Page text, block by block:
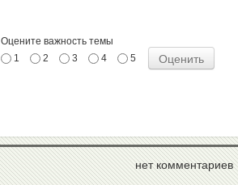
Оцените важность темы
1 2 3 4 5
нет комментариев